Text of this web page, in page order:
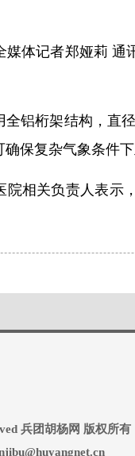
媒体记者郑娅莉
全铝桁架结构，直
保复杂气象条件下
院相关负责人表示
兵团胡杨网 版权所有